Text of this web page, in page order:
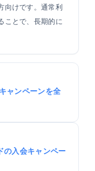
向けです。通常利
ことで、長期的に
ャンペーンを全
の入会キャンペー